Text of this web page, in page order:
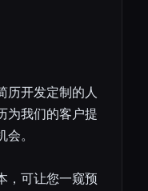
历开发定制的人
为我们的客户提
。
，可让您一窥预